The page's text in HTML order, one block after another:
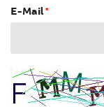
E-Mail*